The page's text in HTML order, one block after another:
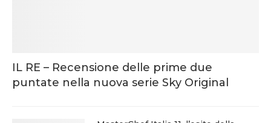
IL RE – Recensione delle prime due
puntate nella nuova serie Sky Original